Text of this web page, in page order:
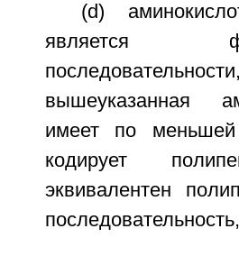
(d)
является
вышеуказанная
имеет по
кодирует
эквивалентен